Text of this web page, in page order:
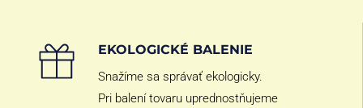
EKOLOGICKÉ BALENIE
Snažíme sa správať ekologicky.
Pri balení tovaru uprednostňujeme